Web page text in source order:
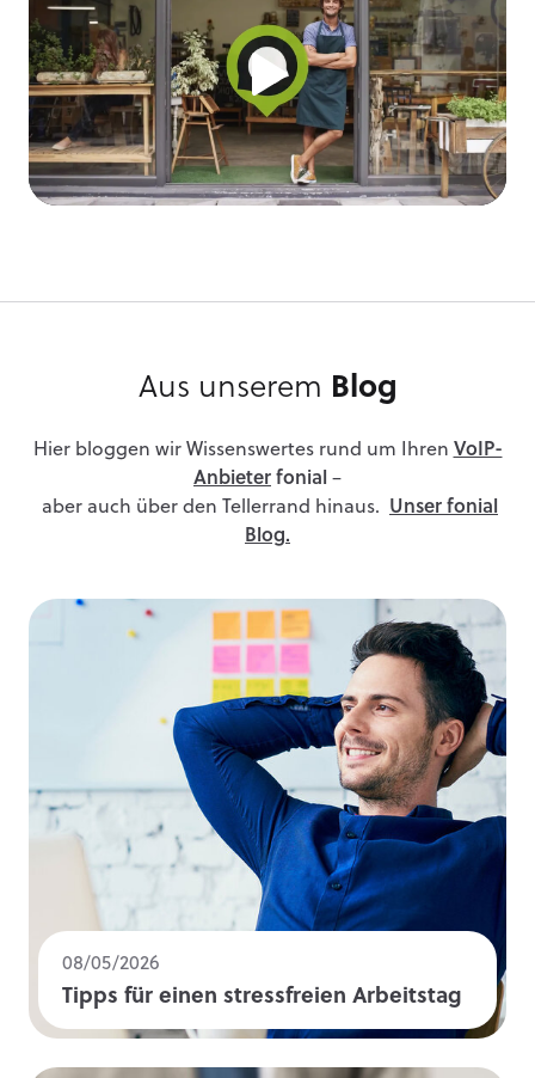
Aus unserem Blog
Hier bloggen wir Wissenswertes rund um Ihren VoIP-
Anbieter fonial –
aber auch über den Tellerrand hinaus. Unser fonial
Blog.
08/05/2026
Tipps für einen stressfreien Arbeitstag